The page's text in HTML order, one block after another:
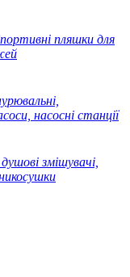
пляшки для
насосні станції
змішувачі,